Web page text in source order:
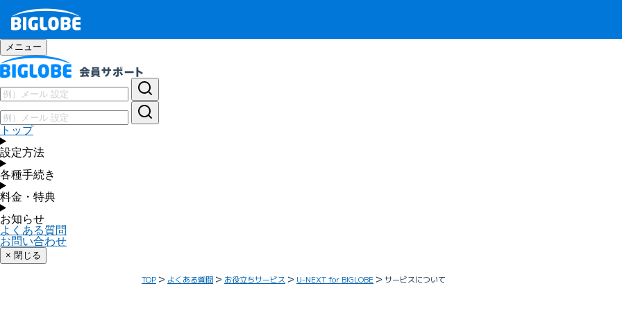
メニュー
トップ
設定方法
各種手続き
料金・特典
お知らせ
よくある質問
お問い合わせ
× 閉じる
TOP よくある質問 お役立ちサービス U-NEXT for BIGLOBE サービスについて